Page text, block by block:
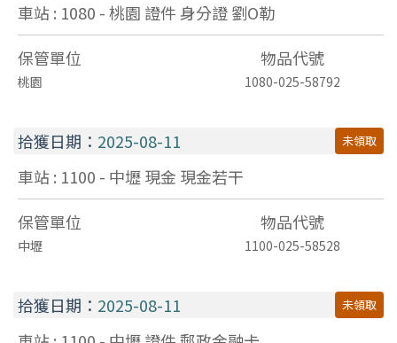
車站 : 1080 - 桃園 證件身分證 劉O勒
保管單位
物品代號
桃園 1080-025-58792
拾獲日期： 2025-08-11 未領取
車站 : 1100 - 中壢現金 現金若干
保管單位
物品代號
中壢 1100-025-58528
拾獲日期： 2025-08-11 未領取